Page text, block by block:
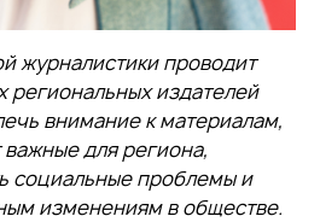
журналистики проводит
региональных издателей
внимание к материалам,
для региона,
социальные проблемы и
изменениям в обществе.